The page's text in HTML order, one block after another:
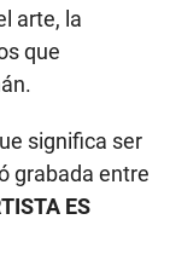
arte, la
que
significa ser
grabada entre
ES